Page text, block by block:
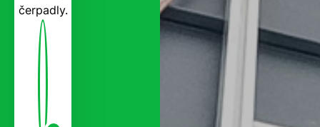
čerpadly.